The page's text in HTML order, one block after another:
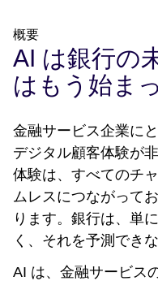
概要
AI は銀行の
はもう始ま
金融サービス企業に
デジタル顧客体験が
体験は、すべてのチ
ムレスにつながって
ります。銀行は、単
く、それを予測でき
AI は、金融サービス